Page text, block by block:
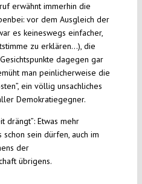
erwähnt immerhin die
vor dem Ausgleich der
es keineswegs einfacher,
zu erklären…), die
dagegen gar
man peinlicherweise die
ein völlig unsachliches
Demokratiegegner.
drängt”: Etwas mehr
sein dürfen, auch im
der
übrigens.